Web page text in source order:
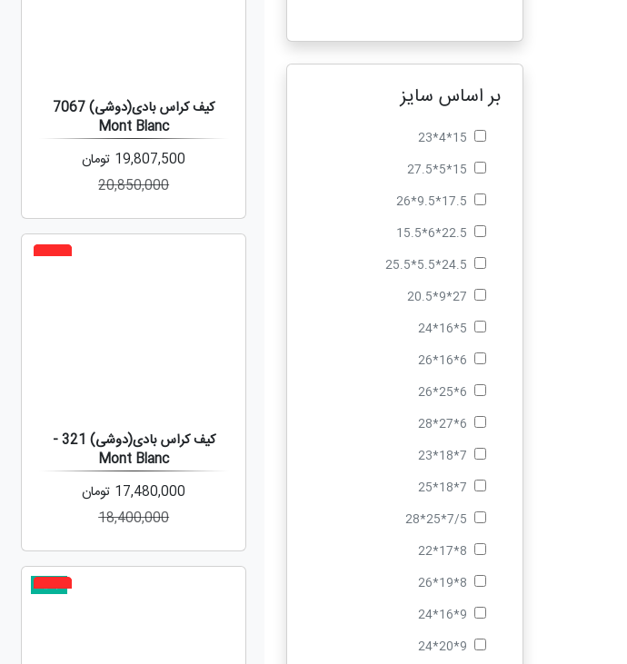
بر اساس سایز
15*4*23
15*5*27.5
17.5*9.5*26
22.5*6*15.5
24.5*5.5*25.5
27*9*20.5
5*16*24
6*16*26
6*25*26
6*27*28
7*18*23
7*18*25
7/5*25*28
8*17*22
8*19*26
9*16*24
9*20*24
کیف کراس بادی(دوشی) 7067
Mont Blanc
19,807,500 تومان
20,850,000
کیف کراس بادی(دوشی) 321 -
Mont Blanc
17,480,000 تومان
18,400,000
جدید